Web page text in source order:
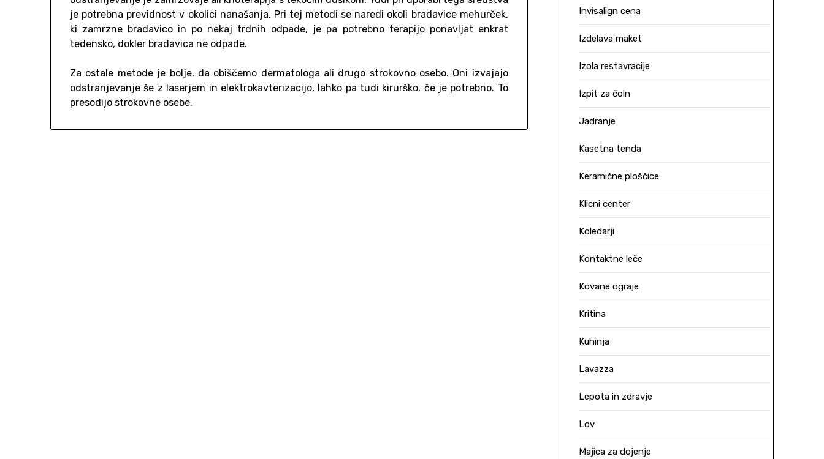
je potrebna previdnost v okolici nanašanja. Pri tej metodi se naredi okoli bradavice mehurček,
ki zamrzne bradavico in po nekaj trdnih odpade, je pa potrebno terapijo ponavljat enkrat
tedensko, dokler bradavica ne odpade.
Za ostale metode je bolje, da obiščemo dermatologa ali drugo strokovno osebo. Oni izvajajo
odstranjevanje še z laserjem in elektrokavterizacijo, lahko pa tudi kirurško, če je potrebno. To
presodijo strokovne osebe.
Invisalign cena
Izdelava maket
Izola restavracije
Izpit za čoln
Jadranje
Kasetna tenda
Keramične ploščice
Klicni center
Koledarji
Kontaktne leče
Kovane ograje
Kritina
Kuhinja
Lavazza
Lepota in zdravje
Lov
Majica za dojenje